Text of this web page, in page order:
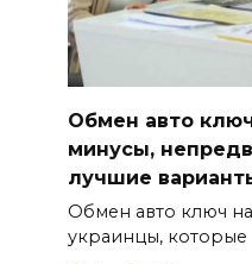
Обмен авто
минусы,
лучшие
Обмен авто ключ
украинцы, которые